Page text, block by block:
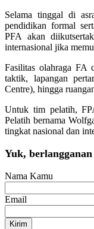
Selama tinggal di
pendidikan formal
PFA akan
internasional jika
Fasilitas olahraga FA
taktik, lapangan
Centre), hingga
Untuk tim pelatih,
Pelatih bernama
tingkat nasional dan
Yuk,
Nama Kamu
Email
Kirim